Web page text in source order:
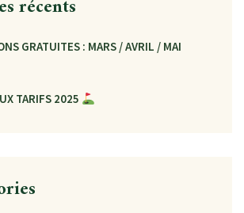
récents
GRATUITES : MARS / AVRIL / MAI
TARIFS 2025